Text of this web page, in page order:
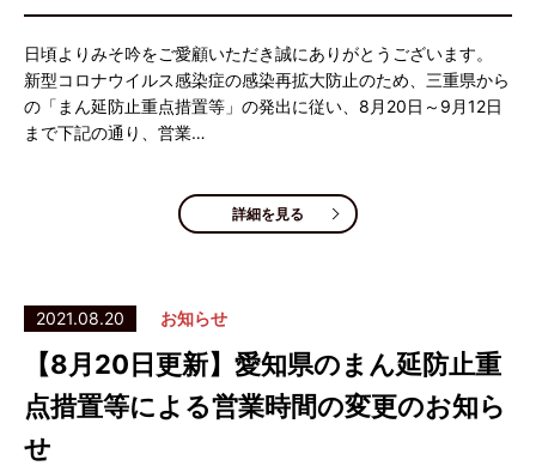
日頃よりみそ吟をご愛顧いただき誠にありがとうございます。
新型コロナウイルス感染症の感染再拡大防止のため、三重県から
の「まん延防止重点措置等」の発出に従い、8月20日～9月12日
まで下記の通り、営業…
詳細を見る
2021.08.20 お知らせ
【8月20日更新】愛知県のまん延防止重
点措置等による営業時間の変更のお知ら
せ